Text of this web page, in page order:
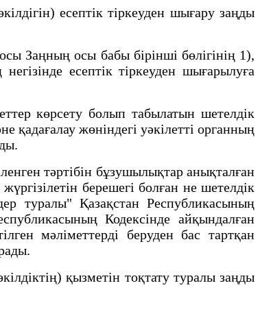
есептік тіркеуден шығару заңды
Заңның осы бабы бірінші бөлігінің 1),
есептік тіркеуден шығарылуға
көрсету болып табылатын шетелдік
жөніндегі уәкілетті органның
тәртібін бұзушылықтар анықталған
берешегі болған не шетелдік
туралы" Қазақстан Республикасының
Кодексінде айқындалған
мәліметтерді беруден бас тартқан
қызметін тоқтату туралы заңды